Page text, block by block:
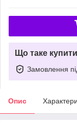
Що таке
Замовлення
Опис